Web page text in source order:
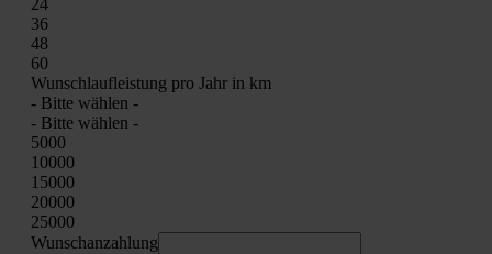
24
36
48
60
Wunsch­lauf­leis­tung pro Jahr in km
- Bit­te wäh­len -
- Bit­te wäh­len -
5000
10000
15000
20000
25000
Wunschan­zah­lung